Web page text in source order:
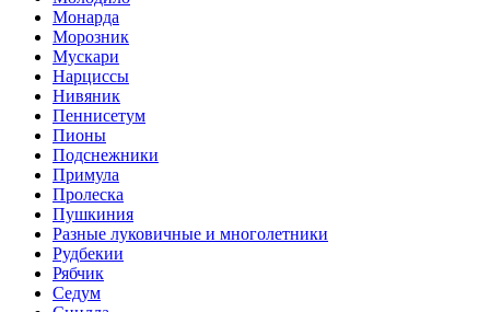
Монарда
Морозник
Мускари
Нарциссы
Нивяник
Пеннисетум
Пионы
Подснежники
Примула
Пролеска
Пушкиния
Разные луковичные и многолетники
Рудбекии
Рябчик
Седум